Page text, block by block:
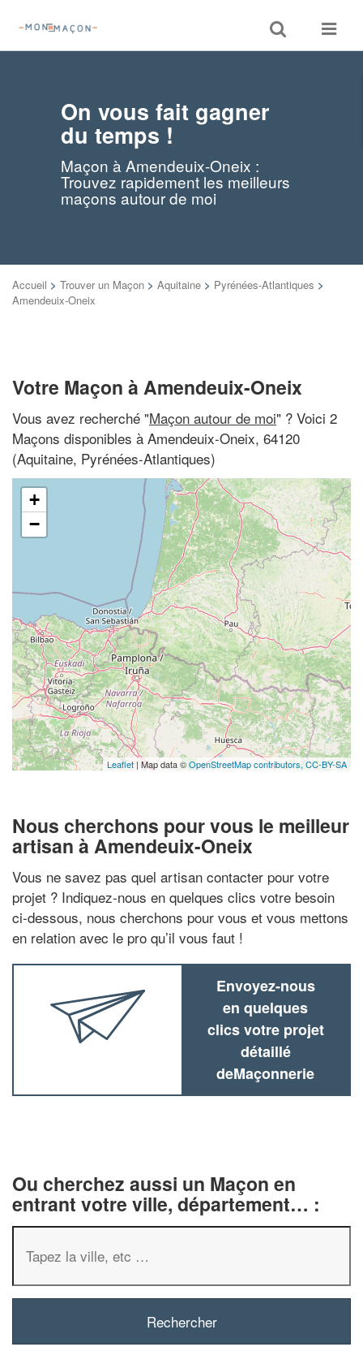
Toggle
search
Toggle
On vous fait gagner
du temps !
Maçon à Amendeuix-Oneix :
Trouvez rapidement les meilleurs
maçons autour de moi
Accueil > Trouver un Maçon > Aquitaine > Pyrénées-Atlantiques >
Amendeuix-Oneix
Votre Maçon à Amendeuix-Oneix
Vous avez recherché "Maçon autour de moi" ? Voici 2
Maçons disponibles à Amendeuix-Oneix, 64120
(Aquitaine, Pyrénées-Atlantiques)
+
−
Leaflet| Map data ©OpenStreetMap contributors, CC-BY-SA
Nous cherchons pour vous le meilleur
artisan à Amendeuix-Oneix
Vous ne savez pas quel artisan contacter pour votre
projet ? Indiquez-nous en quelques clics votre besoin
ci-dessous, nous cherchons pour vous et vous mettons
en relation avec le pro qu’il vous faut !
Envoyez-nous
en quelques
clics votre projet
détaillé
deMaçonnerie
Ou cherchez aussi un Maçon en
entrant votre ville, département… :